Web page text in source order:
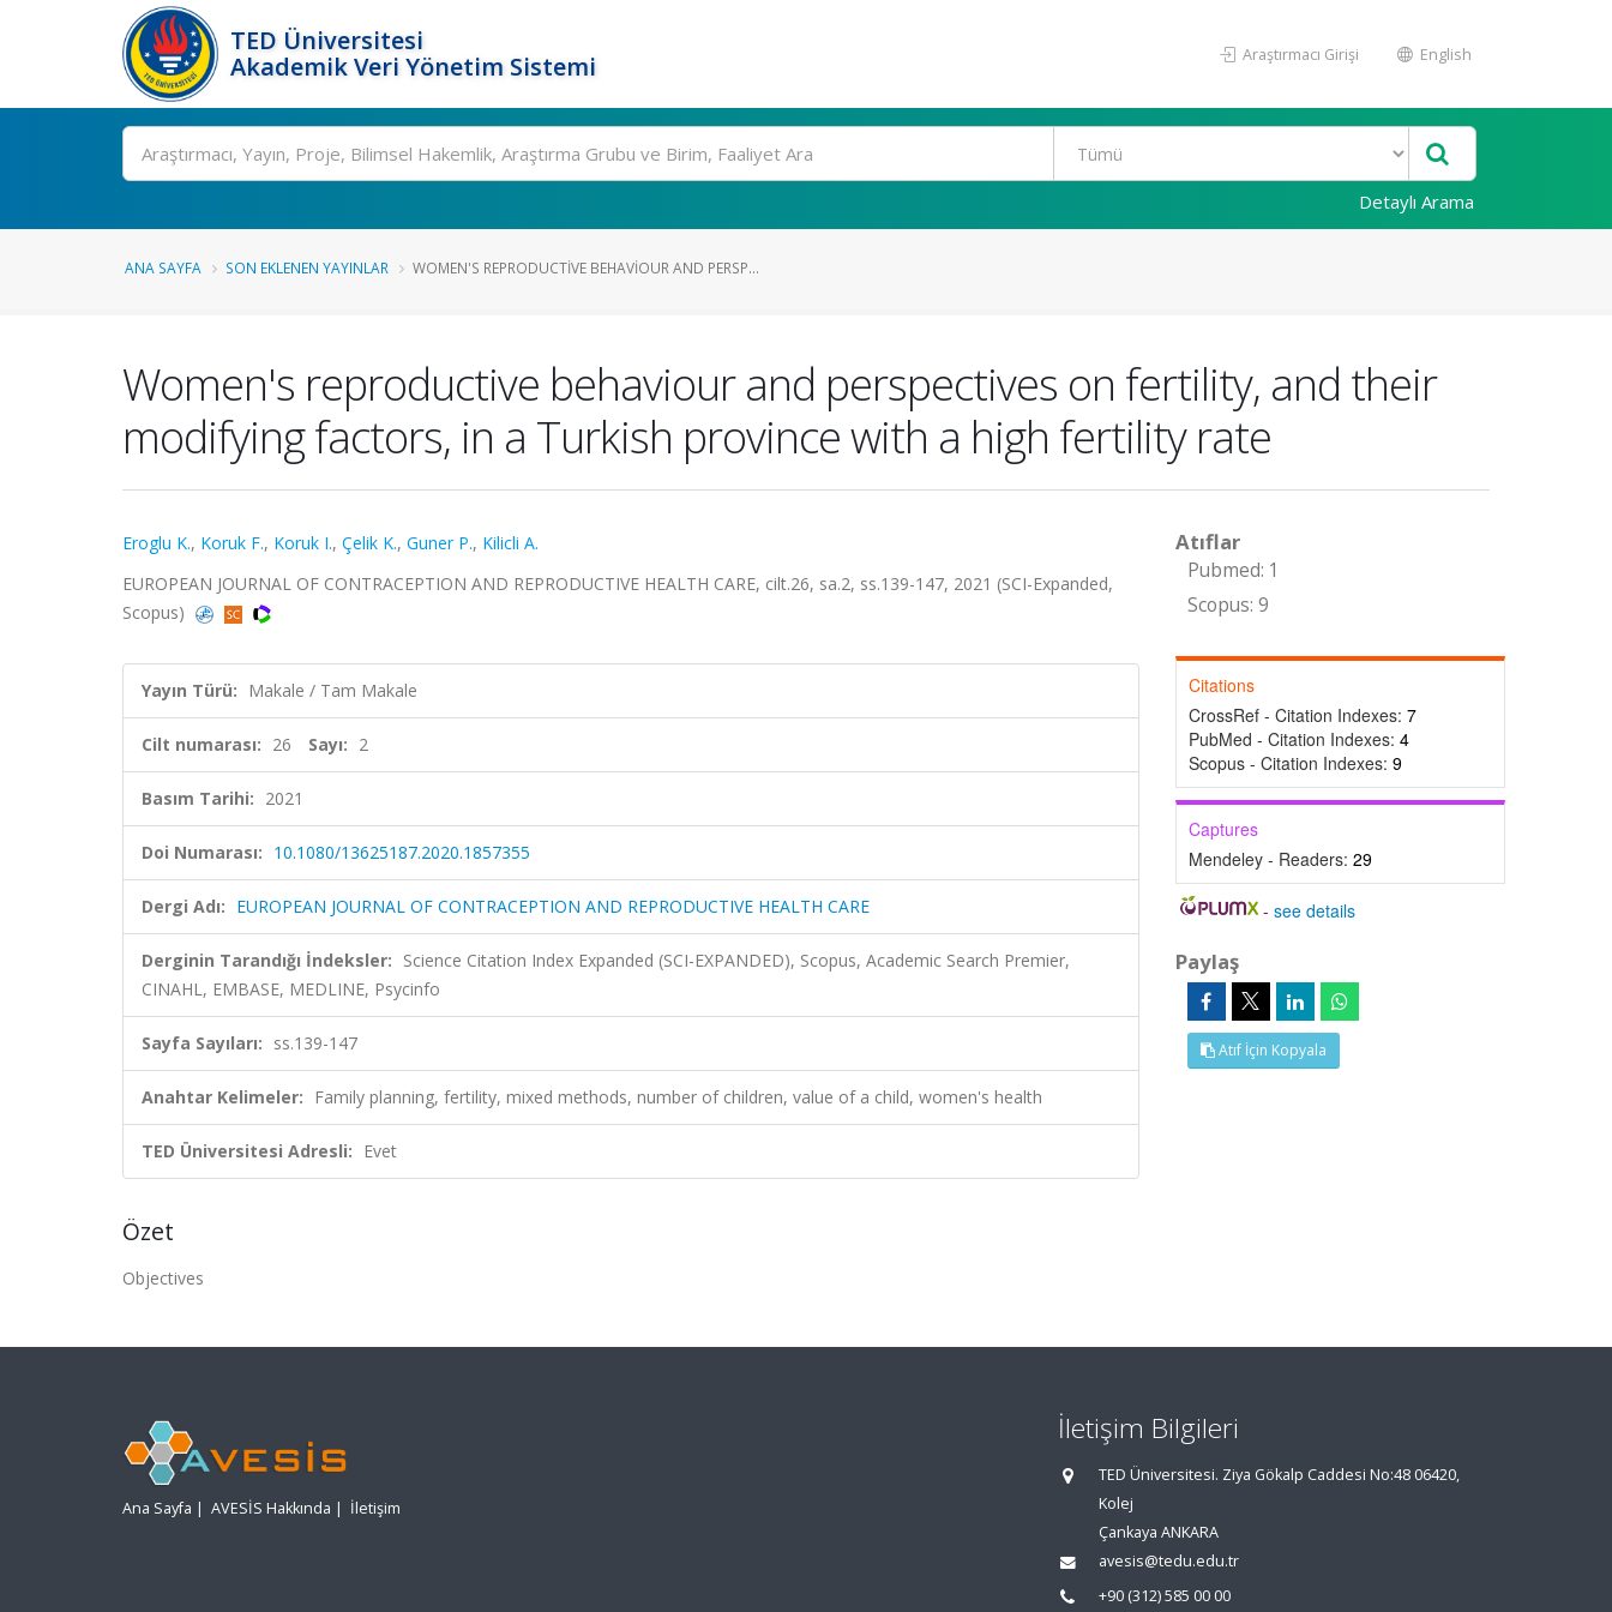
TED Üniversitesi
Akademik Veri Yönetim Sistemi
Araştırmacı Girişi English
Ara
Detaylı Arama
ANA SAYFA SON EKLENEN YAYINLAR WOMEN'S REPRODUCTIVE BEHAVIOUR AND PERSP...
Women's reproductive behaviour and perspectives on fertility, and their
modifying factors, in a Turkish province with a high fertility rate
Eroglu K., Koruk F., Koruk I., Çelik K., Guner P., Kilicli A.
EUROPEAN JOURNAL OF CONTRACEPTION AND REPRODUCTIVE HEALTH CARE, cilt.26, sa.2, ss.139-147, 2021 (SCI-Expanded,
Scopus)
Yayın Türü: Makale / Tam Makale
Cilt numarası: 26 Sayı: 2
Basım Tarihi: 2021
Doi Numarası: 10.1080/13625187.2020.1857355
Dergi Adı: EUROPEAN JOURNAL OF CONTRACEPTION AND REPRODUCTIVE HEALTH CARE
Derginin Tarandığı İndeksler: Science Citation Index Expanded (SCI-EXPANDED), Scopus, Academic Search Premier,
CINAHL, EMBASE, MEDLINE, Psycinfo
Sayfa Sayıları: ss.139-147
Anahtar Kelimeler: Family planning, fertility, mixed methods, number of children, value of a child, women's health
TED Üniversitesi Adresli: Evet
Özet
Objectives
Atıflar
Pubmed: 1
Scopus: 9
Citations
CrossRef - Citation Indexes: 7
PubMed - Citation Indexes: 4
Scopus - Citation Indexes: 9
Captures
Mendeley - Readers: 29
-see details
Paylaş
Atıf İçin Kopyala
Ana Sayfa | AVESİS Hakkında | İletişim
İletişim Bilgileri
TED Üniversitesi. Ziya Gökalp Caddesi No:48 06420,
Kolej
Çankaya ANKARA
avesis@tedu.edu.tr
+90 (312) 585 00 00